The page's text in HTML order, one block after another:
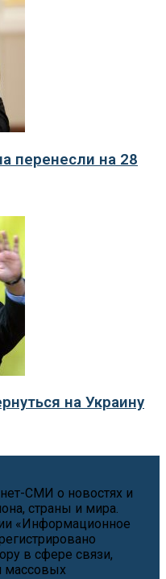
перенесли на 28
на Украину
СМИ о новостях и
страны и мира.
«Информационное
в сфере связи,
массовых